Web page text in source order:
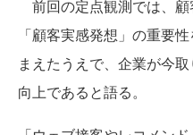
前回の定点観測では、
「顧客実感発想」の重要
まえたうえで、企業が今
向上であると語る。